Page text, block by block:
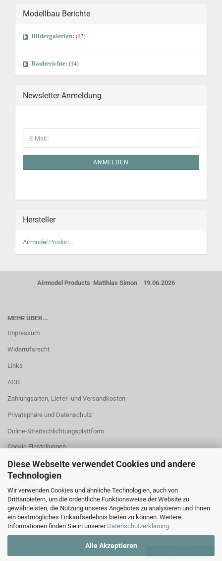
Diese Webseite verwendet Cookies und andere
Technologien
Wir verwenden Cookies und ähnliche Technologien, auch von
Drittanbietern, um die ordentliche Funktionsweise der Website zu
gewährleisten, die Nutzung unseres Angebotes zu analysieren und Ihnen
ein bestmögliches Einkaufserlebnis bieten zu können. Weitere
Informationen finden Sie in unserer Datenschutzerklärung.
Alle Akzeptieren
Modellbau Berichte
Bildergalerien: (13)
Bauberichte: (14)
Newsletter-Anmeldung
ANMELDEN
Hersteller
Airmodel Produc...
Airmodel Products Matthias Simon 19.06.2026
MEHR ÜBER...
Impressum
Widerrufsrecht
Links
AGB
Zahlungsarten, Liefer- und Versandkosten
Privatsphäre und Datenschutz
Online-Streitschlichtungsplattform
Cookie Einstellungen
RA Kanzlei Gerstel